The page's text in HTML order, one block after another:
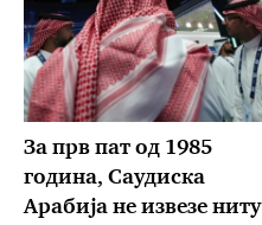
За прв пат од 1985
година, Саудиска
Арабија не извезе ниту